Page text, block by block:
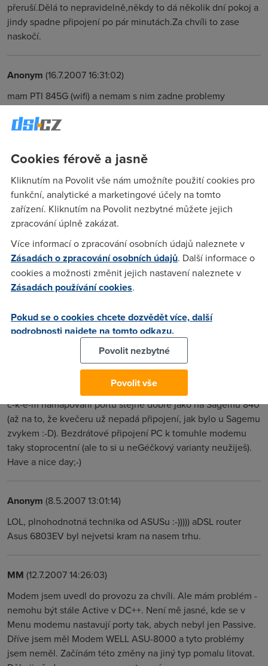
přeruší.Dělá to nepravidelně,někdy to dá několik dní pokoj a
jindy spadne připojení po pár minutách.Za chvíli to zase
naskočí.
Anonym (16.7.2007 16:31:02)
mam PTI 845G (wifi) a nemam s nim zadne problemy
Dusanek(8.8.2007 21:33:50)
Ahoj a jede pod vistama dik když tak pisni 199-160-406
Freezy(7.5.2007 23:17:09)
radim ti dobre..a ver tomu ...vyhod ho z okna a kup neco
jineho..a srandu si nedelam
[OP]Kjartan(8.5.2007 11:12:22)
Mám pár měsíců G-čkovou (bezdrátovou) verzi tohohle
za pár tejdnů začali nabízet u O2 :-D Vypadá neskutečně
levně (třeba oproti ZyXELům) - přední kryt je průhlednej plast
a za ním jsou vidět zelený diody - některý připájený kolmo,
jiný šikmo x-), ale uvnitř je plnohodnotná technika od ASUSu
a chipset od Texas Instruments (to je to "TI" v názvu)! Skype
nevím, ale ICQ a StrongDC++ jedou po j-e-d-n-o-d-u-c-h-o-u-
č-k-é-m namapování portu stejně dobře jako na Sagemu 840
(až na to, že kvečeru už nepadá připojení, jak bylo u Sagemu
zvykem :-D). Bezdrátové připojení PC k tomuhle modemu
taky stoprocentní (ale to si u neGéčkový varianty neužiješ).
Have a nice day;-)
Anonym (8.5.2007 13:01:14)
LOL, plnohodnotná technika od ASUSu :-))))) aDSL router
Asus 6803EV byl nejvetsi kram na nasem trhu.
MM (12.7.2007 14:26:03)
Modem jsem uvedl do provozu za chvíli. Ale mám problém -
nemohu být stále Active v DC++. Není mě jasné, kde se v
Menu modemu nastavují porty tak, abych nebyl jen Passive.
Dříve jsem měl Modem WELL ASU-8000 a tyto problémy
jsem neměl. Začínám této změny na jiný typ pomalu litovat.
Cookies férově a jasně
Kliknutím na Povolit vše nám umožníte použití cookies pro
funkční, analytické a marketingové účely na tomto
zařízení. Kliknutím na Povolit nezbytné můžete jejich
zpracování úplně zakázat.
Více informací o zpracování osobních údajů naleznete v
Zásadách o zpracování osobních údajů. Další informace o
cookies a možnosti změnit jejich nastavení naleznete v
Zásadách používání cookies.
Pokud se o cookies chcete dozvědět více, další
podrobnosti najdete na tomto odkazu.
Povolit nezbytné
Povolit vše